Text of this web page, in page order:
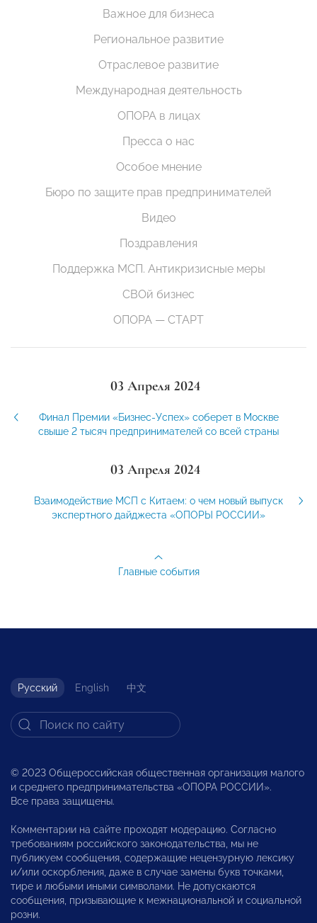
Важное для бизнеса
Региональное развитие
Отраслевое развитие
Международная деятельность
ОПОРА в лицах
Пресса о нас
Особое мнение
Бюро по защите прав предпринимателей
Видео
Поздравления
Поддержка МСП. Антикризисные меры
СВОй бизнес
ОПОРА — СТАРТ
03 Апреля 2024
Финал Премии «Бизнес-Успех» соберет в Москве
свыше 2 тысяч предпринимателей со всей страны
03 Апреля 2024
Взаимодействие МСП с Китаем: о чем новый выпуск
экспертного дайджеста «ОПОРЫ РОССИИ»
Главные события
Русский English 中文
© 2023 Общероссийская общественная организация малого
и среднего предпринимательства «ОПОРА РОССИИ».
Все права защищены.
Комментарии на сайте проходят модерацию. Согласно
требованиям российского законодательства, мы не
публикуем сообщения, содержащие нецензурную лексику
и/или оскорбления, даже в случае замены букв точками,
тире и любыми иными символами. Не допускаются
сообщения, призывающие к межнациональной и социальной
розни.